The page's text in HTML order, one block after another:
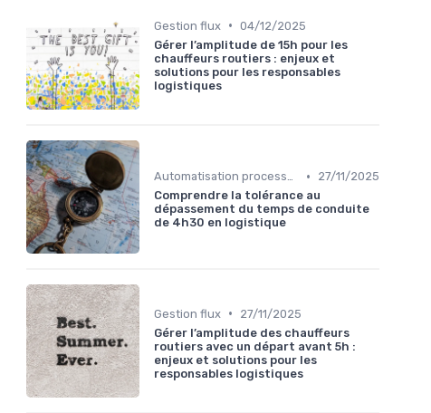
Gestion flux • 04/12/2025
Gérer l’amplitude de 15h pour les
chauffeurs routiers : enjeux et
solutions pour les responsables
logistiques
Automatisation processus •
27/11/2025
Comprendre la tolérance au
dépassement du temps de conduite
de 4h30 en logistique
Gestion flux •
27/11/2025
Gérer l’amplitude des chauffeurs
routiers avec un départ avant 5h :
enjeux et solutions pour les
responsables logistiques